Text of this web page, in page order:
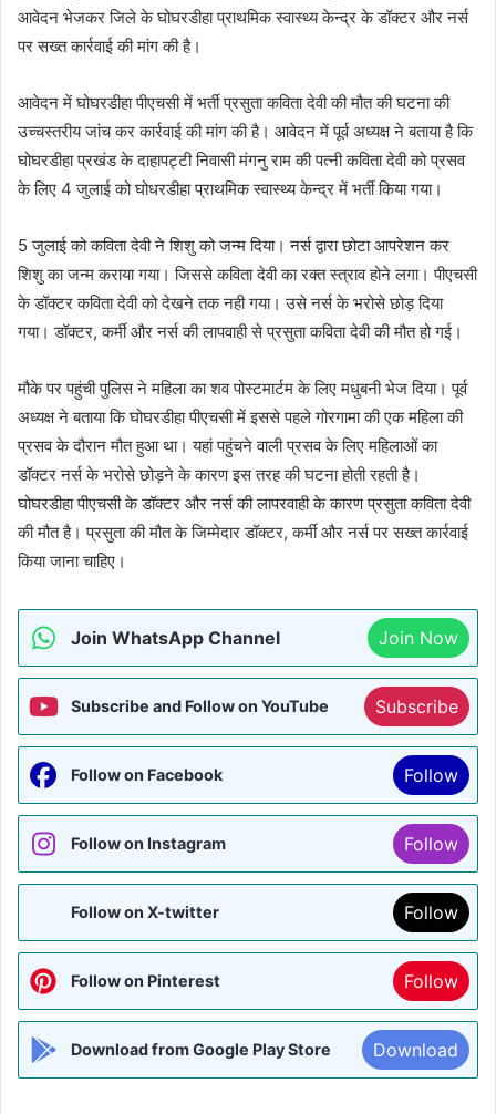
आवेदन भेजकर जिले के घोघरडीहा प्राथमिक स्वास्थ्य केन्द्र के डॉक्टर और नर्स
पर सख्त कार्रवाई की मांग की है।
आवेदन में घोघरडीहा पीएचसी में भर्ती प्रसुता कविता देवी की मौत की घटना की
उच्चस्तरीय जांच कर कार्रवाई की मांग की है। आवेदन में पूर्व अध्यक्ष ने बताया है कि
घोघरडीहा प्रखंड के दाहापट्टी निवासी मंगनु राम की पत्नी कविता देवी को प्रसव
के लिए 4 जुलाई को घोधरडीहा प्राथमिक स्वास्थ्य केन्द्र में भर्ती किया गया।
5 जुलाई को कविता देवी ने शिशु को जन्म दिया। नर्स द्वारा छोटा आपरेशन कर
शिशु का जन्म कराया गया। जिससे कविता देवी का रक्त स्त्राव होने लगा। पीएचसी
के डॉक्टर कविता देवी को देखने तक नही गया। उसे नर्स के भरोसे छोड़ दिया
गया। डॉक्टर, कर्मी और नर्स की लापवाही से प्रसुता कविता देवी की मौत हो गई।
मौके पर पहुंची पुलिस ने महिला का शव पोस्टमार्टम के लिए मधुबनी भेज दिया। पूर्व
अध्यक्ष ने बताया कि घोघरडीहा पीएचसी में इससे पहले गोरगामा की एक महिला की
प्रसव के दौरान मौत हुआ था। यहां पहुंचने वाली प्रसव के लिए महिलाओं का
डॉक्टर नर्स के भरोसे छोड़ने के कारण इस तरह की घटना होती रहती है।
घोघरडीहा पीएचसी के डॉक्टर और नर्स की लापरवाही के कारण प्रसुता कविता देवी
की मौत है। प्रसुता की मौत के जिम्मेदार डॉक्टर, कर्मी और नर्स पर सख्त कार्रवाई
किया जाना चाहिए।
Join WhatsApp Channel Join Now
Subscribe and Follow on YouTube Subscribe
Follow on Facebook Follow
Follow on Instagram Follow
Follow on X-twitter Follow
Follow on Pinterest Follow
Download from Google Play Store Download